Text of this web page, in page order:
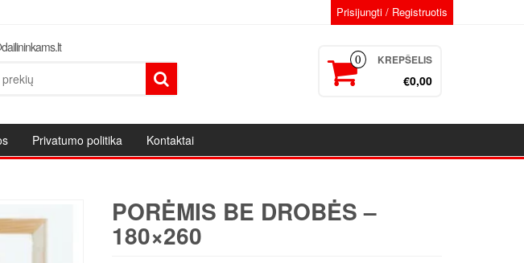
Prisijungti / Registruotis
0 KREPŠELIS
€0,00
Privatumo politika Kontaktai
PORĖMIS BE DROBĖS –
180×260